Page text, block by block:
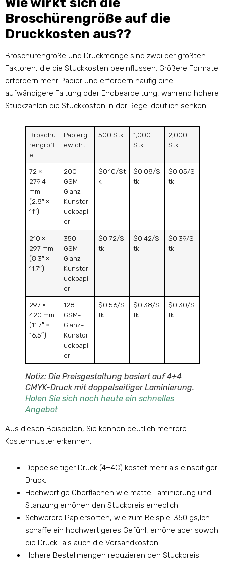
Broschürengröße auf die
Druckkosten aus??
Broschürengröße und Druckmenge sind zwei der größten
Faktoren, die die Stückkosten beeinflussen. Größere Formate
erfordern mehr Papier und erfordern häufig eine
aufwändigere Faltung oder Endbearbeitung, während höhere
Stückzahlen die Stückkosten in der Regel deutlich senken.
Broschü
rengröß
e
Papierg
ewicht
500 Stk
1,000
Stk
2,000
Stk
72 ×
279.4
mm
(2.8″ ×
11″)
200
GSM-
Glanz-
Kunstdr
uckpapi
er
$0.10/St
k
$0.08/S
tk
$0.05/S
tk
210 ×
297 mm
(8.3″ ×
11,7″)
350
GSM-
Glanz-
Kunstdr
uckpapi
er
$0.72/S
tk
$0.42/S
tk
$0.39/S
tk
297 ×
420 mm
(11.7″ ×
16,5″)
128
GSM-
Glanz-
Kunstdr
uckpapi
er
$0.56/S
tk
$0.38/S
tk
$0.30/S
tk
Notiz: Die Preisgestaltung basiert auf 4+4
CMYK-Druck mit doppelseitiger Laminierung.
Holen Sie sich noch heute ein schnelles
Angebot
Aus diesen Beispielen, Sie können deutlich mehrere
Kostenmuster erkennen:
Doppelseitiger Druck (4+4C) kostet mehr als einseitiger
Druck.
Hochwertige Oberflächen wie matte Laminierung und
Stanzung erhöhen den Stückpreis erheblich.
Schwerere Papiersorten, wie zum Beispiel 350 gs,Ich
schaffe ein hochwertigeres Gefühl, erhöhe aber sowohl
die Druck- als auch die Versandkosten.
Höhere Bestellmengen reduzieren den Stückpreis